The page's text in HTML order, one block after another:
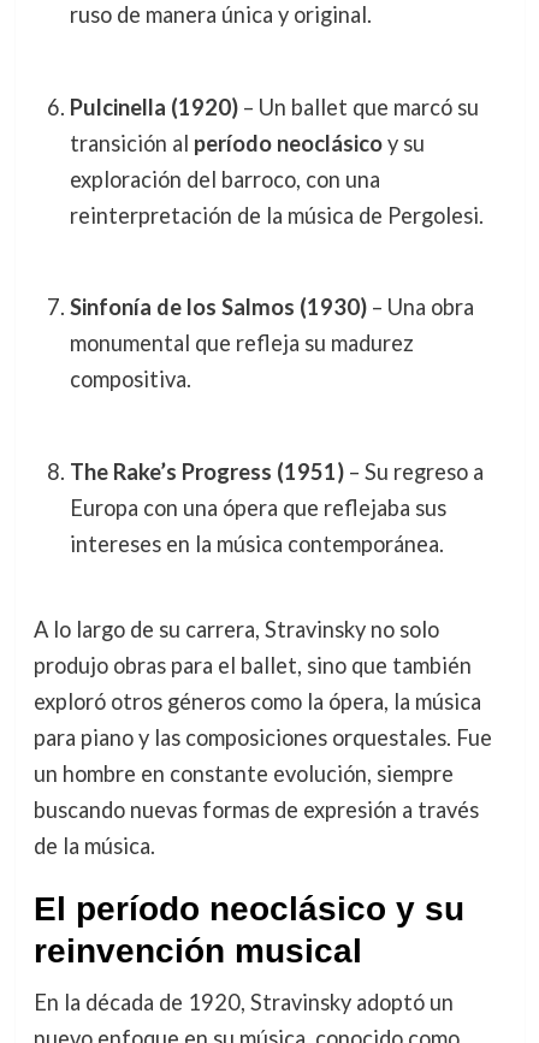
ruso de manera única y original.
Pulcinella (1920)– Un ballet que marcó su
transición al período neoclásicoy su
exploración del barroco, con una
reinterpretación de la música de Pergolesi.
Sinfonía de los Salmos (1930)– Una obra
monumental que refleja su madurez
compositiva.
The Rake’s Progress (1951)– Su regreso a
Europa con una ópera que reflejaba sus
intereses en la música contemporánea.
A lo largo de su carrera, Stravinsky no solo
produjo obras para el ballet, sino que también
exploró otros géneros como la ópera, la música
para piano y las composiciones orquestales. Fue
un hombre en constante evolución, siempre
buscando nuevas formas de expresión a través
de la música.
El período neoclásico y su
reinvención musical
En la década de 1920, Stravinsky adoptó un